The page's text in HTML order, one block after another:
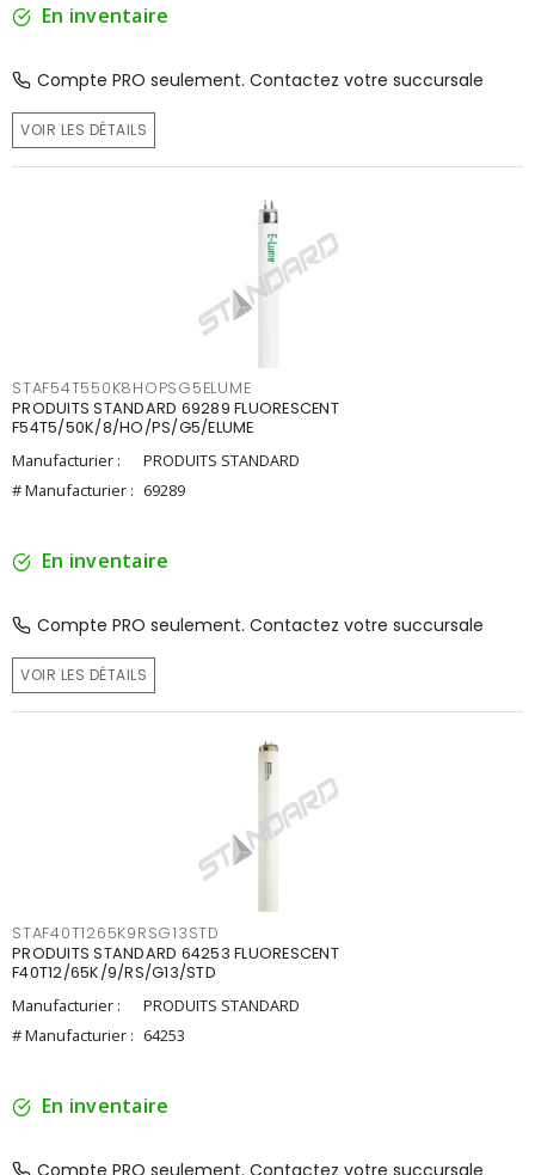
En inventaire
Compte PRO seulement. Contactez votre succursale
VOIR LES DÉTAILS
STAF54T550K8HOPSG5ELUME
PRODUITS STANDARD 69289 FLUORESCENT
F54T5/50K/8/HO/PS/G5/ELUME
Manufacturier :
PRODUITS STANDARD
# Manufacturier : 69289
En inventaire
Compte PRO seulement. Contactez votre succursale
VOIR LES DÉTAILS
STAF40T1265K9RSG13STD
PRODUITS STANDARD 64253 FLUORESCENT
F40T12/65K/9/RS/G13/STD
Manufacturier :
PRODUITS STANDARD
# Manufacturier : 64253
En inventaire
Compte PRO seulement. Contactez votre succursale